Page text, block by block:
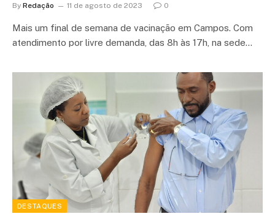
By Redação 11 de agosto de 2023 0
Mais um final de semana de vacinação em Campos. Com
atendimento por livre demanda, das 8h às 17h, na sede…
DESTAQUES